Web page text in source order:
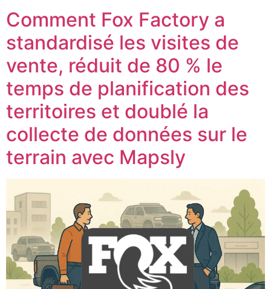
Comment Fox Factory a
standardisé les visites de
vente, réduit de 80 % le
temps de planification des
territoires et doublé la
collecte de données sur le
terrain avec Mapsly